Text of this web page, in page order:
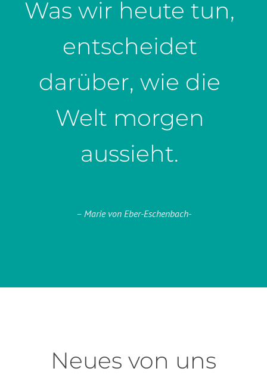
Was wir heute tun,
entscheidet
darüber, wie die
Welt morgen
aussieht.
– Marie von Eber-Eschenbach-
Neues von uns